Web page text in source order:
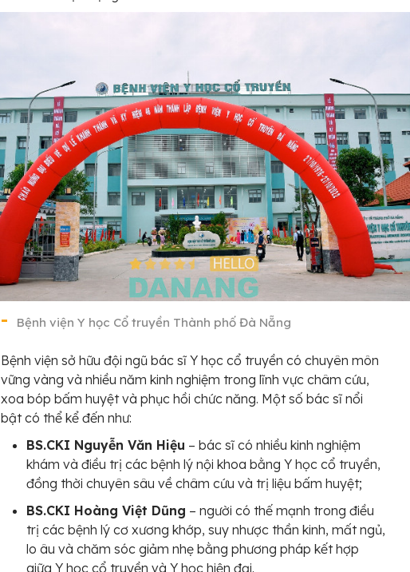
Bệnh viện Y học Cổ truyền Thành phố Đà Nẵng
Bệnh viện sở hữu đội ngũ bác sĩ Y học cổ truyền có chuyên môn
vững vàng và nhiều năm kinh nghiệm trong lĩnh vực châm cứu,
xoa bóp bấm huyệt và phục hồi chức năng. Một số bác sĩ nổi
bật có thể kể đến như:
BS.CKI Nguyễn Văn Hiệu – bác sĩ có nhiều kinh nghiệm
khám và điều trị các bệnh lý nội khoa bằng Y học cổ truyền,
đồng thời chuyên sâu về châm cứu và trị liệu bấm huyệt;
BS.CKI Hoàng Việt Dũng – người có thế mạnh trong điều
trị các bệnh lý cơ xương khớp, suy nhược thần kinh, mất ngủ,
lo âu và chăm sóc giảm nhẹ bằng phương pháp kết hợp
giữa Y học cổ truyền và Y học hiện đại.